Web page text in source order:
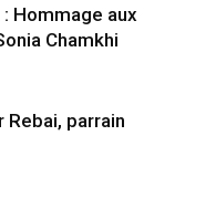
Hommage aux
Chamkhi
Rebai, parrain